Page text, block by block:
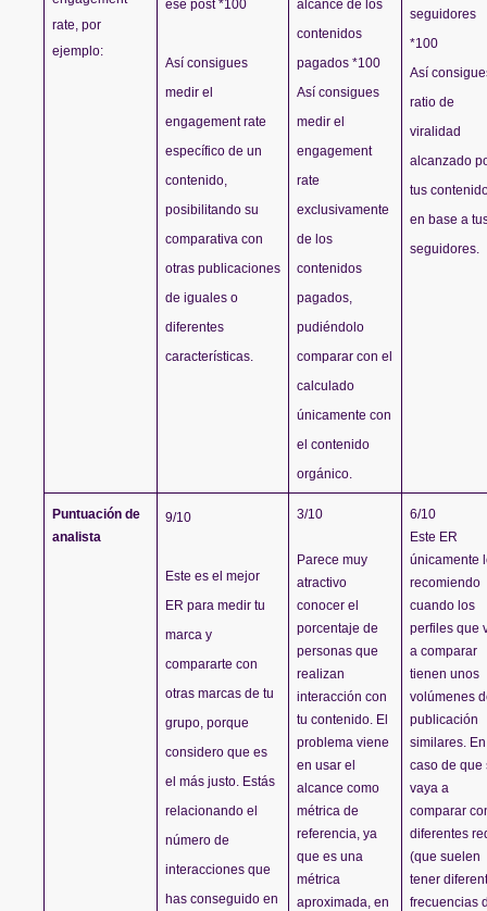
rate, por
ejemplo:
ese post *100
Así consigues
medir el
engagement rate
específico de un
contenido,
posibilitando su
comparativa con
otras publicaciones
de iguales o
diferentes
características.
alcance de los
contenidos
pagados *100
Así consigues
medir el
engagement
rate
exclusivamente
de los
contenidos
pagados,
pudiéndolo
comparar con el
calculado
únicamente con
el contenido
orgánico.
seguidores
*100
Así
ratio de
viralidad
alcanzado
tus
en base a
seguidores.
Puntuación de
analista
9/10
Este es el mejor
ER para medir tu
marca y
compararte con
otras marcas de tu
grupo, porque
considero que es
el más justo. Estás
relacionando el
número de
interacciones que
has conseguido en
3/10
Parece muy
atractivo
conocer el
porcentaje de
personas que
realizan
interacción con
tu contenido. El
problema viene
en usar el
alcance como
métrica de
referencia, ya
que es una
métrica
aproximada, en
6/10
Este ER
únicamente
recomiendo
cuando los
perfiles que
a comparar
tienen unos
volúmenes
publicación
similares.
caso de que
vaya a
comparar
diferentes
(que suelen
tener
frecuencias